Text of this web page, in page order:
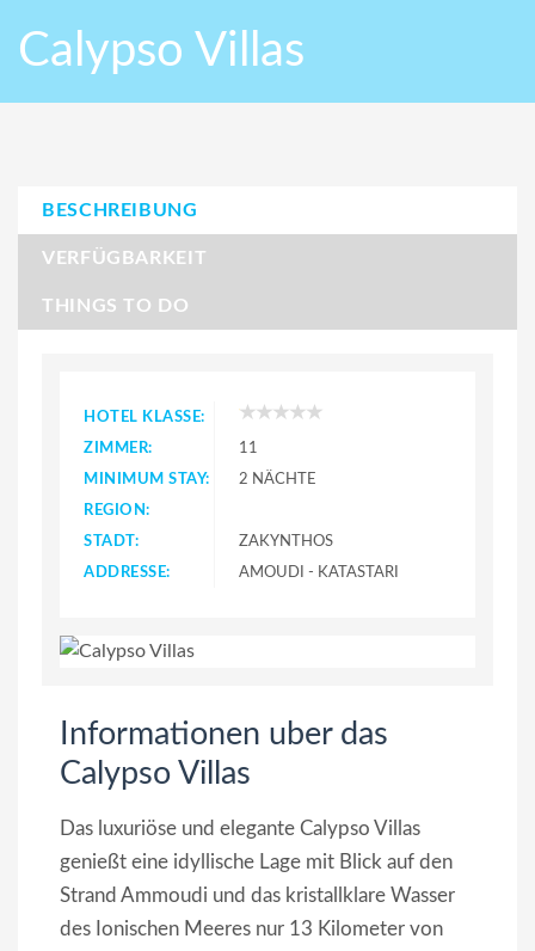
Calypso Villas
BESCHREIBUNG
VERFÜGBARKEIT
THINGS TO DO
HOTEL KLASSE:
ZIMMER:
11
MINIMUM STAY:
2 NÄCHTE
REGION:
STADT:
ZAKYNTHOS
ADDRESSE:
AMOUDI - KATASTARI
Informationen uber das
Calypso Villas
Das luxuriöse und elegante Calypso Villas
genießt eine idyllische Lage mit Blick auf den
Strand Ammoudi und das kristallklare Wasser
des Ionischen Meeres nur 13 Kilometer von